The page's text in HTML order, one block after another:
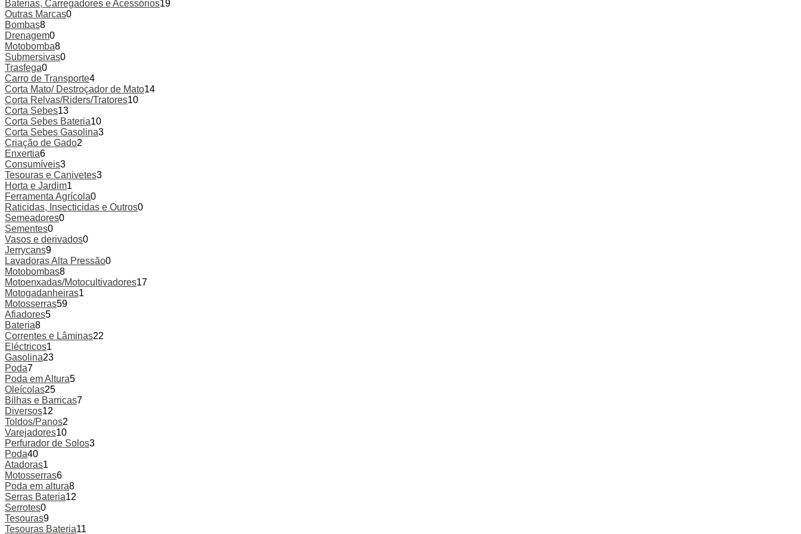
Baterias, Carregadores e Acessórios19
Outras Marcas0
Bombas8
Drenagem0
Motobomba8
Submersivas0
Trasfega0
Carro de Transporte4
Corta Mato/ Destroçador de Mato14
Corta Relvas/Riders/Tratores10
Corta Sebes13
Corta Sebes Bateria10
Corta Sebes Gasolina3
Criação de Gado2
Enxertia6
Consumíveis3
Tesouras e Canivetes3
Horta e Jardim1
Ferramenta Agrícola0
Raticidas, Insecticidas e Outros0
Semeadores0
Sementes0
Vasos e derivados0
Jerrycans9
Lavadoras Alta Pressão0
Motobombas8
Motoenxadas/Motocultivadores17
Motogadanheiras1
Motosserras59
Afiadores5
Bateria8
Correntes e Lâminas22
Eléctricos1
Gasolina23
Poda7
Poda em Altura5
Oleícolas25
Bilhas e Barricas7
Diversos12
Toldos/Panos2
Varejadores10
Perfurador de Solos3
Poda40
Atadoras1
Motosserras6
Poda em altura8
Serras Bateria12
Serrotes0
Tesouras9
Tesouras Bateria11